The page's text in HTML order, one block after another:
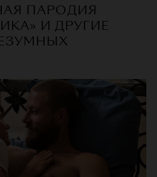
ПАРОДИЯ
И ДРУГИЕ